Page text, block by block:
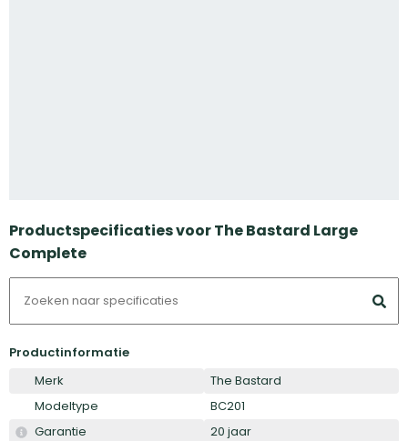
Productspecificaties voor The Bastard Large
Complete
Productinformatie
Merk
The Bastard
Modeltype
BC201
Garantie
20 jaar